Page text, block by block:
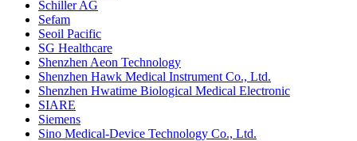
Schiller AG
Sefam
Seoil Pacific
SG Healthcare
Shenzhen Aeon Technology
Shenzhen Hawk Medical Instrument Co., Ltd.
Shenzhen Hwatime Biological Medical Electronic
SIARE
Siemens
Sino Medical-Device Technology Co., Ltd.